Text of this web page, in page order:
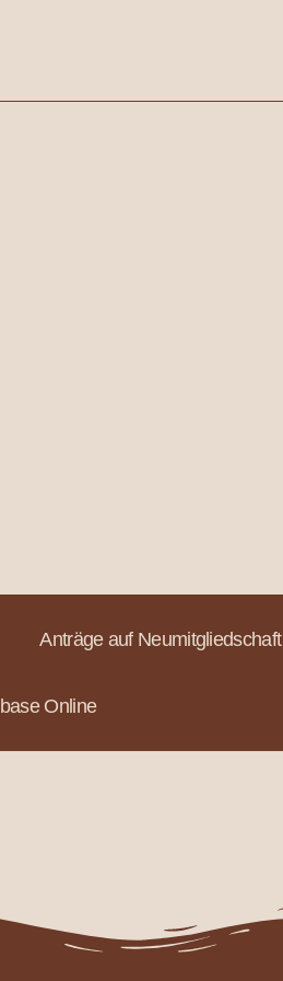
Anträge auf Neumitgliedschaft
Online